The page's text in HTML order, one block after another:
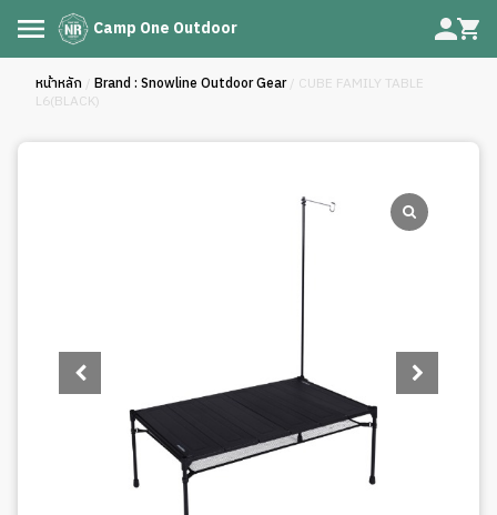
Camp One Outdoor
หน้าหลัก / Brand : Snowline Outdoor Gear/ CUBE FAMILY TABLE
L6(BLACK)